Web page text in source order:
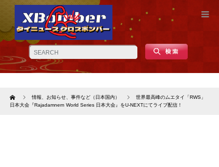
Home 情報、お知らせ、事件など（日本国内）
世界最高峰のムエタイ「RWS」
日本大会『Rajadamnern World Series 日本大会』をU-NEXTにてライブ配信！